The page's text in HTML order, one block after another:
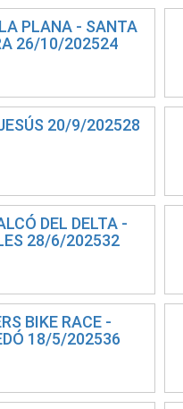
PLANA - SANTA
26/10/202524
20/9/202528
DEL DELTA -
28/6/202532
BIKE RACE -
18/5/202536